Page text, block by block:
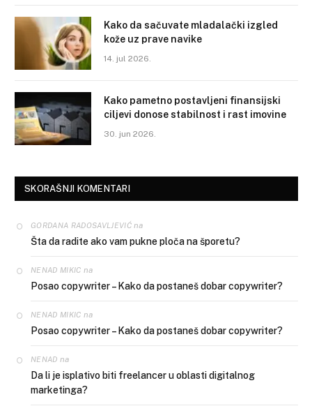
Kako da sačuvate mladalački izgled
kože uz prave navike
14. jul 2026.
Kako pametno postavljeni finansijski
ciljevi donose stabilnost i rast imovine
30. jun 2026.
SKORAŠNJI KOMENTARI
GORDANA RADOSAVLJEVIĆna
Šta da radite ako vam pukne ploča na šporetu?
NENAD MIKIC na
Posao copywriter – Kako da postaneš dobar copywriter?
NENAD MIKIC na
Posao copywriter – Kako da postaneš dobar copywriter?
NENAD na
Da li je isplativo biti freelancer u oblasti digitalnog
marketinga?